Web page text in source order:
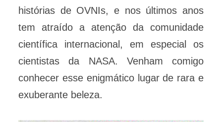
histórias de OVNIs, e nos últimos anos
tem atraído a atenção da comunidade
científica internacional, em especial os
cientistas da NASA. Venham comigo
conhecer esse enigmático lugar de rara e
exuberante beleza.